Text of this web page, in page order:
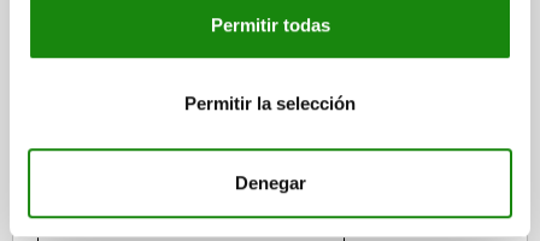
Permitir todas
Permitir la selección
Denegar